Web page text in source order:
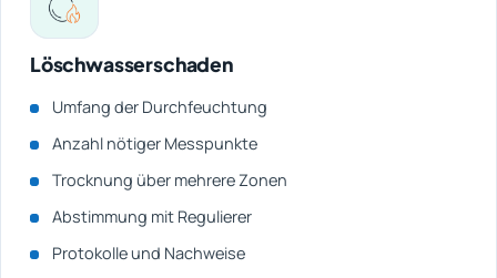
Löschwasserschaden
Umfang der Durchfeuchtung
Anzahl nötiger Messpunkte
Trocknung über mehrere Zonen
Abstimmung mit Regulierer
Protokolle und Nachweise